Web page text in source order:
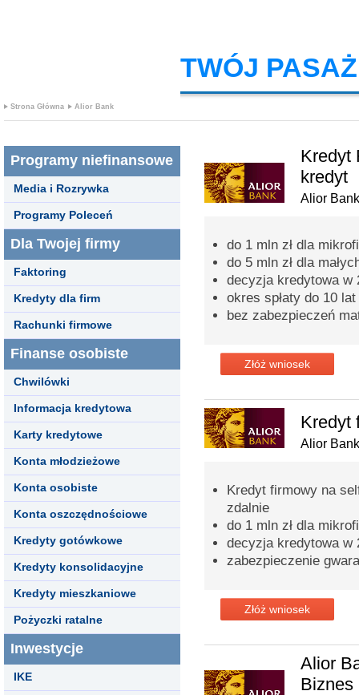
TWÓJ
Strona Główna Alior Bank
Programy niefinansowe
Media i Rozrywka
Programy Poleceń
Dla Twojej firmy
Faktoring
Kredyty dla firm
Rachunki firmowe
Finanse osobiste
Chwilówki
Informacja kredytowa
Karty kredytowe
Konta młodzieżowe
Konta osobiste
Konta oszczędnościowe
Kredyty gotówkowe
Kredyty konsolidacyjne
Kredyty mieszkaniowe
Pożyczki ratalne
Inwestycje
IKE
Kredyt
kredyt
Alior Bank
do 1 mln zł dla
do 5 mln zł dla
decyzja kredytowa w
okres spłaty do 10 lat
bez zabezpieczeń
Złóż wniosek
Kredyt
Alior Bank
Kredyt firmowy na
zdalnie
do 1 mln zł dla
decyzja kredytowa w
zabezpieczenie
Złóż wniosek
Alior
Biznes